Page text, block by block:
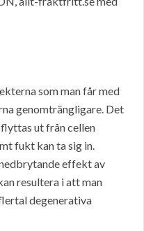
som man får med
genomträngligare. Det
ut från cellen
fukt kan ta sig in.
effekt av
resultera i att man
degenerativa